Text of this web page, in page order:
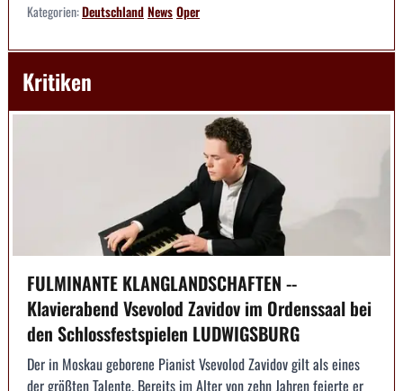
Kategorien:DeutschlandNewsOper
Kritiken
FULMINANTE KLANGLANDSCHAFTEN --
Klavierabend Vsevolod Zavidov im Ordenssaal bei
den Schlossfestspielen LUDWIGSBURG
Der in Moskau geborene Pianist Vsevolod Zavidov gilt als eines
der größten Talente. Bereits im Alter von zehn Jahren feierte er